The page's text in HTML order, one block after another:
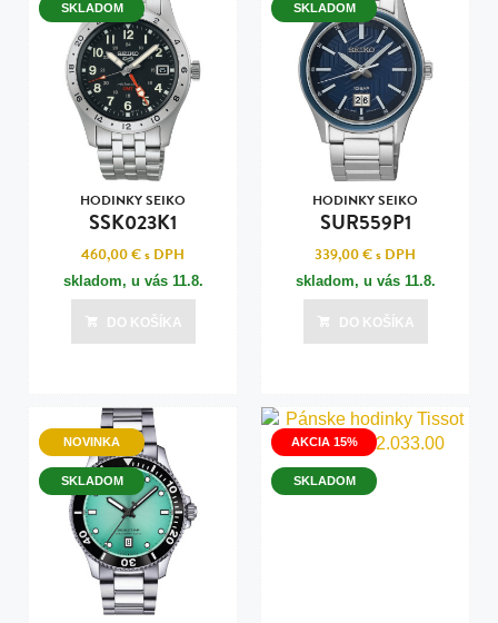
SKLADOM
HODINKY SEIKO
SSK023K1
460,00 €s DPH
skladom, u vás 11.8.
DO KOŠÍKA
SKLADOM
HODINKY SEIKO
SUR559P1
339,00 €s DPH
skladom, u vás 11.8.
DO KOŠÍKA
NOVINKA
SKLADOM
AKCIA 15%
SKLADOM